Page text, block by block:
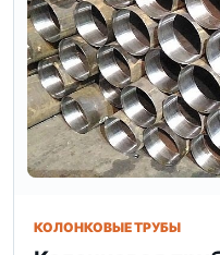
КОЛОНКОВЫЕ ТРУБЫ